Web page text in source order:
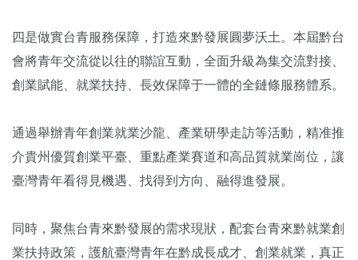
四是做實台青服務保障，打造來黔發展圓夢沃土。本屆黔台
會將青年交流從以往的聯誼互動，全面升級為集交流對接、
創業賦能、就業扶持、長效保障于一體的全鏈條服務體系。
通過舉辦青年創業就業沙龍、產業研學走訪等活動，精准推
介貴州優質創業平臺、重點產業賽道和高品質就業崗位，讓
臺灣青年看得見機遇、找得到方向、融得進發展。
同時，聚焦台青來黔發展的需求現狀，配套台青來黔就業創
業扶持政策，護航臺灣青年在黔成長成才、創業就業，真正